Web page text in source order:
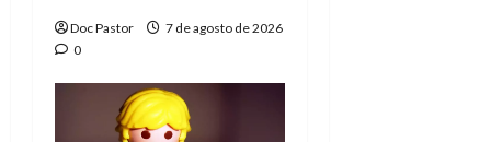
Doc Pastor
7 de agosto de 2026
0